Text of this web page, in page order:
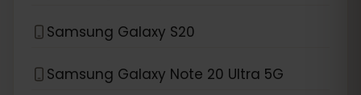
Samsung Galaxy S20
Samsung Galaxy Note 20 Ultra 5G